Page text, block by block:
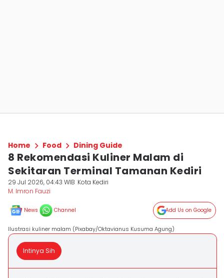
Home Food Dining Guide
8 Rekomendasi Kuliner Malam di
Sekitaran Terminal Tamanan Kediri
29 Jul 2026, 04:43 WIB Kota Kediri
M. Imron Fauzi
News Channel Add Us on Google
Ilustrasi kuliner malam (Pixabay/Oktavianus Kusuma Agung)
Intinya Sih